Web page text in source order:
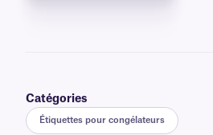
Catégories
Étiquettes pour congélateurs